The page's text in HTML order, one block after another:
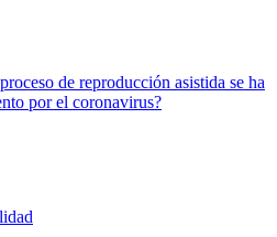
de reproducción asistida se ha
por el coronavirus?